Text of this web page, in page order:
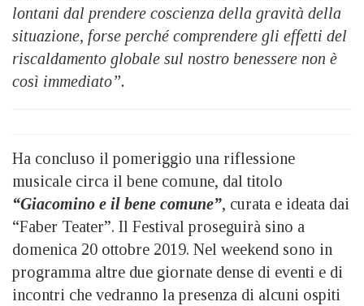
lontani dal prendere coscienza della gravità della
situazione, forse perché comprendere gli effetti del
riscaldamento globale sul nostro benessere non è
così immediato”.
Ha concluso il pomeriggio una riflessione
musicale circa il bene comune, dal titolo
“Giacomino e il bene comune”, curata e ideata dai
“Faber Teater”. Il Festival proseguirà sino a
domenica 20 ottobre 2019. Nel weekend sono in
programma altre due giornate dense di eventi e di
incontri che vedranno la presenza di alcuni ospiti